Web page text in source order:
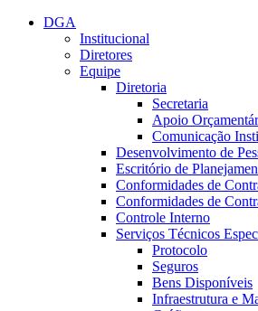
Conteúdo principal
DGA
Institucional
Diretores
Equipe
Diretoria
Secretaria
Apoio
Comunicação
Desenvolvimento de
Escritório de
Conformidades de
Conformidades de
Controle Interno
Serviços Técnicos
Protocolo
Seguros
Bens Disponíveis
Infraestrutura e